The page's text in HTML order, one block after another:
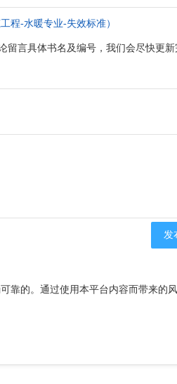
程-水暖专业-失效标准）
留言具体书名及编号，我们会尽快更新
靠的。通过使用本平台内容而带来的